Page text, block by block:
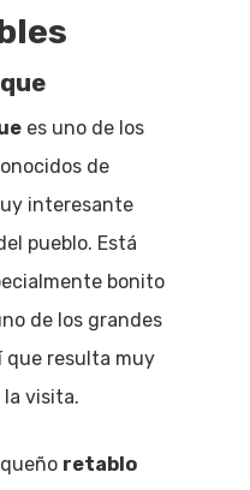
es uno de los
de
interesante
pueblo. Está
bonito
de los grandes
que resulta muy
visita.
retablo